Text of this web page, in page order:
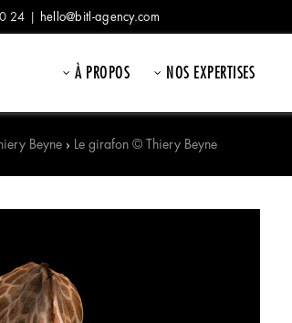
24 | hello@bitl-agency.com
À PROPOS NOS EXPERTISES
Beyne › Le girafon © Thiery Beyne